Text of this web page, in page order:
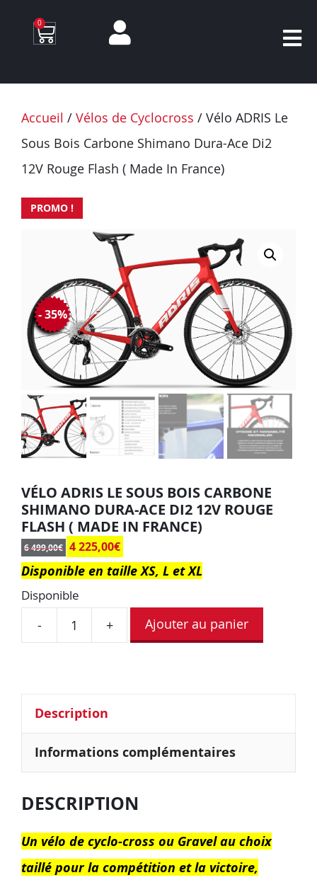
0
Accueil / Vélos de Cyclocross / Vélo ADRIS Le
Sous Bois Carbone Shimano Dura-Ace Di2
12V Rouge Flash ( Made In France)
PROMO !
VÉLO ADRIS LE SOUS BOIS CARBONE
SHIMANO DURA-ACE DI2 12V ROUGE
FLASH ( MADE IN FRANCE)
6 499,00€ 4 225,00€
- 35%
Disponible en taille XS, L et XL
Disponible
- + Ajouter au panier
Description
Informations complémentaires
DESCRIPTION
Un vélo de cyclo-cross ou Gravel au choix
taillé pour la compétition et la victoire,